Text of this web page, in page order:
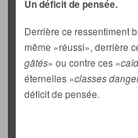
Un déficit de pensée.
Derrière ce ressentiment
même «réussi», derrière
gâtés» ou contre ces «
éternelles «classes
déficit de pensée.